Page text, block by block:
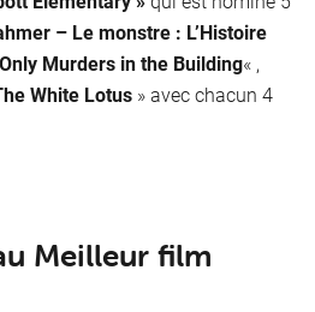
– Le monstre : L’Histoire
Only Murders in the Building« ,
White Lotus » avec chacun 4
Meilleur film